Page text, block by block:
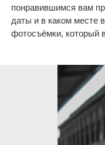
понравившимся вам
даты и в каком месте
фотосъёмки, который